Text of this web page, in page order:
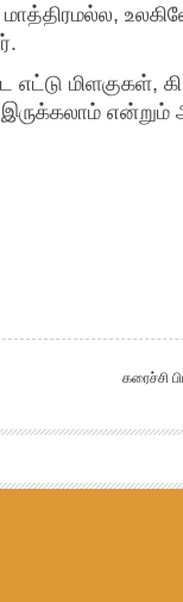
மாத்திரமல்ல,
மிளகுகள்,
கரைச்சி